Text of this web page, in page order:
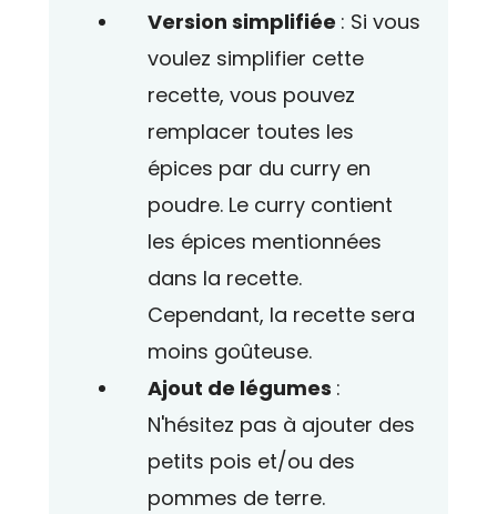
Version simplifiée : Si vous
voulez simplifier cette
recette, vous pouvez
remplacer toutes les
épices par du curry en
poudre. Le curry contient
les épices mentionnées
dans la recette.
Cependant, la recette sera
moins goûteuse.
Ajout de légumes :
N'hésitez pas à ajouter des
petits pois et/ou des
pommes de terre.